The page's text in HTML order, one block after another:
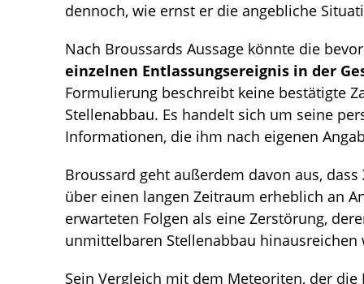
dennoch, wie ernst er die angebliche
Nach Broussards Aussage könnte die
einzelnen Entlassungsereignis in der
Formulierung beschreibt keine bestätigte
Stellenabbau. Es handelt sich um seine
Informationen, die ihm nach eigenen
Broussard geht außerdem davon aus, dass
über einen langen Zeitraum erheblich an
erwarteten Folgen als eine Zerstörung,
unmittelbaren Stellenabbau hinausreichen
Sein Vergleich mit dem Meteoriten, der